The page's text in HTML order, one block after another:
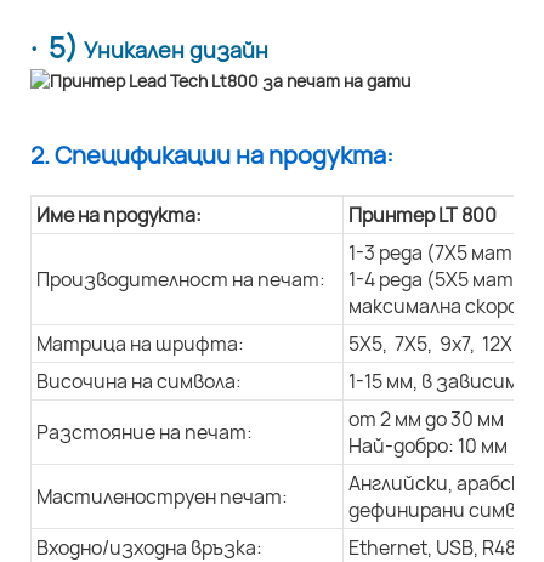
· 5) Уникален дизайн
2. Спецификации на продукта:
Име на продукта: Принтер LT 800
Производителност на печат:
1-3 реда (7X5
1-4 реда (5X5
максимална
Матрица на шрифта:
5X5, 7X5, 9x7, 12X9,
Височина на символа:
1-15 мм, в
Разстояние на печат:
от 2 мм до 30 мм
Най-добро: 10 мм
Мастиленоструен печат:
Английски,
дефинирани
Входно/изходна връзка:
Ethernet, USB, R485